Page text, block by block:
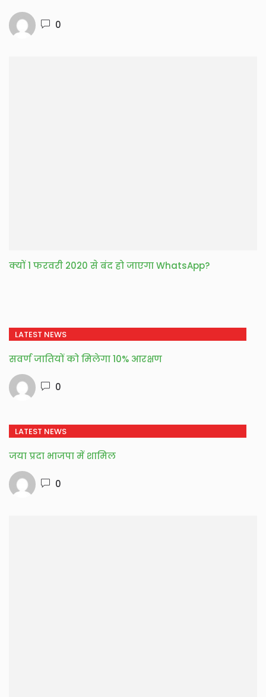
0
क्यों 1 फरवरी 2020 से बंद हो जाएगा WhatsApp?
LATEST NEWS
सवर्ण जातियों को मिलेगा 10% आरक्षण
0
LATEST NEWS
जया प्रदा भाजपा में शामिल
0